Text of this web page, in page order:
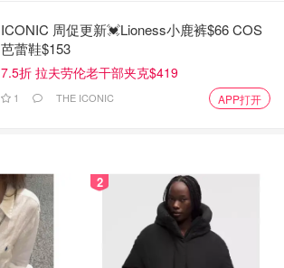
ICONIC 周促更新💓Lioness小鹿裤$66 COS
芭蕾鞋$153
7.5折 拉夫劳伦老干部夹克$419
1 THE ICONIC APP打开
2